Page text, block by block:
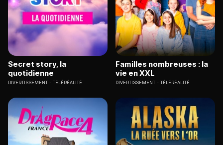
Secret story, la
quotidienne
DIVERTISSEMENT TÉLÉRÉALITÉ
Familles nombreuses : la
vie en XXL
DIVERTISSEMENT TÉLÉRÉALITÉ